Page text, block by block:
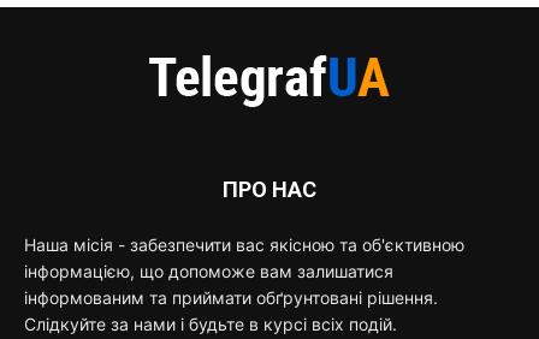
ПРО НАС
Наша місія - забезпечити вас якісною та об'єктивною
інформацією, що допоможе вам залишатися
інформованим та приймати обґрунтовані рішення.
Слідкуйте за нами і будьте в курсі всіх подій.